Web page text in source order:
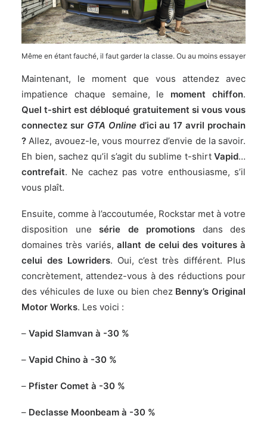
Même en étant fauché, il faut garder la classe. Ou au moins essayer
Maintenant, le moment que vous attendez avec
impatience chaque semaine, le moment chiffon.
Quel t-shirt est débloqué gratuitement si vous vous
connectez sur GTA Onlined’ici au 17 avril prochain
? Allez, avouez-le, vous mourrez d’envie de la savoir.
Eh bien, sachez qu’il s’agit du sublime t-shirt Vapid…
contrefait. Ne cachez pas votre enthousiasme, s’il
vous plaît.
Ensuite, comme à l’accoutumée, Rockstar met à votre
disposition une série de promotions dans des
domaines très variés,allant de celui des voitures à
celui des Lowriders. Oui, c’est très différent. Plus
concrètement, attendez-vous à des réductions pour
des véhicules de luxe ou bien chez Benny’s Original
Motor Works. Les voici :
– Vapid Slamvan à -30 %
– Vapid Chino à -30 %
– Pfister Comet à -30 %
– Declasse Moonbeam à -30 %